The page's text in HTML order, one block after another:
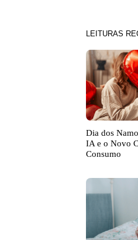
LEITURAS
Dia dos
IA e o Novo
Consumo